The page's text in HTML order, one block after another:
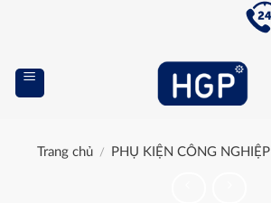
Trang chủ / PHỤ KIỆN CÔNG NGHIỆP